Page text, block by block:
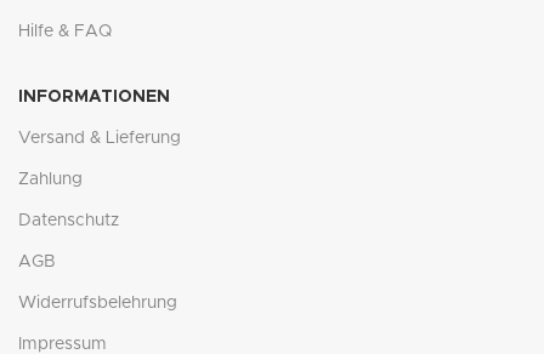
Hilfe & FAQ
INFORMATIONEN
Versand & Lieferung
Zahlung
Datenschutz
AGB
Widerrufsbelehrung
Impressum